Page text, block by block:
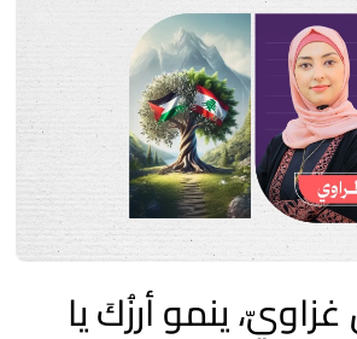
ينمو أرزُكَ يا